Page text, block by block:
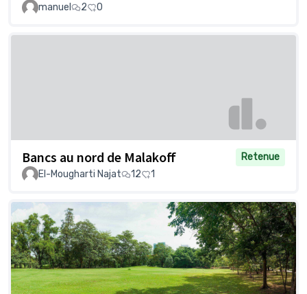
manuel 2 0
Bancs au nord de Malakoff
Retenue
El-Mougharti Najat
12 1